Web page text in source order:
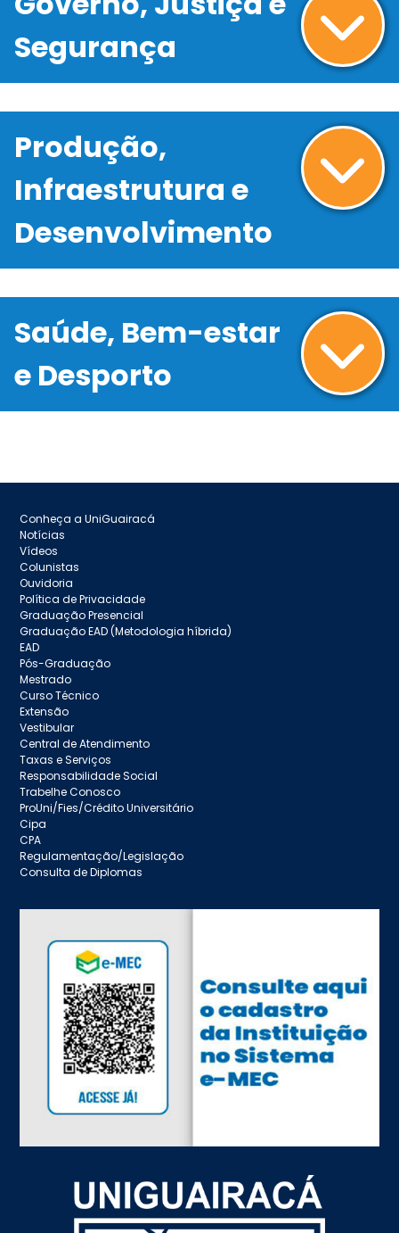
Segurança
Produção,
Infraestrutura e
Desenvolvimento
Saúde, Bem-estar
e Desporto
Conheça a UniGuairacá
Notícias
Vídeos
Colunistas
Ouvidoria
Política de Privacidade
Graduação Presencial
Graduação EAD (Metodologia híbrida)
EAD
Pós-Graduação
Mestrado
Curso Técnico
Extensão
Vestibular
Central de Atendimento
Taxas e Serviços
Responsabilidade Social
Trabelhe Conosco
ProUni/Fies/Crédito Universitário
Cipa
CPA
Regulamentação/Legislação
Consulta de Diplomas